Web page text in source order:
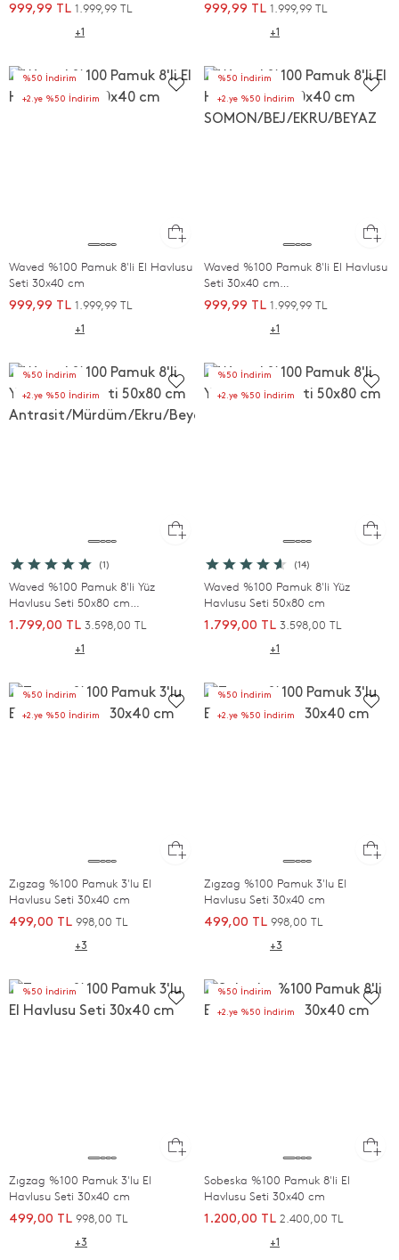
999,99 TL 1.999,99 TL
+1
999,99 TL 1.999,99 TL
+1
%50 İndirim
+2.ye %50 İndirim
Waved %100 Pamuk 8'li El Havlusu
Seti 30x40 cm
999,99 TL 1.999,99 TL
+1
%50 İndirim
+2.ye %50 İndirim
Waved %100 Pamuk 8'li El Havlusu
Seti 30x40 cm
SOMON/BEJ/EKRU/BEYAZ
999,99 TL 1.999,99 TL
+1
%50 İndirim
+2.ye %50 İndirim
(1)
Waved %100 Pamuk 8'li Yüz
Havlusu Seti 50x80 cm
Antrasit/Mürdüm/Ekru/Beyaz
1.799,00 TL 3.598,00 TL
+1
%50 İndirim
+2.ye %50 İndirim
(14)
Waved %100 Pamuk 8'li Yüz
Havlusu Seti 50x80 cm
1.799,00 TL 3.598,00 TL
+1
%50 İndirim
+2.ye %50 İndirim
Zıgzag %100 Pamuk 3'lu El
Havlusu Seti 30x40 cm
499,00 TL 998,00 TL
+3
%50 İndirim
+2.ye %50 İndirim
Zıgzag %100 Pamuk 3'lu El
Havlusu Seti 30x40 cm
499,00 TL 998,00 TL
+3
%50 İndirim
Zıgzag %100 Pamuk 3'lu El
Havlusu Seti 30x40 cm
499,00 TL 998,00 TL
+3
%50 İndirim
+2.ye %50 İndirim
Sobeska %100 Pamuk 8'li El
Havlusu Seti 30x40 cm
1.200,00 TL 2.400,00 TL
+1